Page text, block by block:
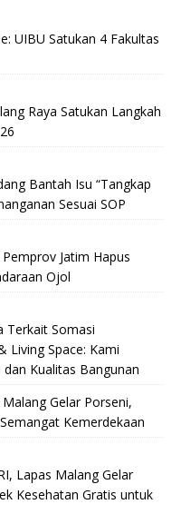
UIBU Satukan 4 Fakultas
Raya Satukan Langkah
Bantah Isu “Tangkap
Sesuai SOP
Jatim Hapus
Ojol
Terkait Somasi
Living Space: Kami
Kualitas Bangunan
Gelar Porseni,
Kemerdekaan
Lapas Malang Gelar
Kesehatan Gratis untuk